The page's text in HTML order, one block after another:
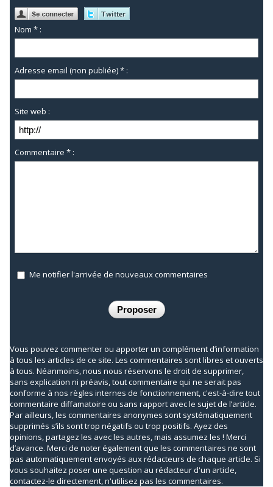
Nom * :
Adresse email (non publiée) * :
Site web :
Commentaire * :
Me notifier l'arrivée de nouveaux commentaires
Vous pouvez commenter ou apporter un complément d’information
à tous les articles de ce site. Les commentaires sont libres et ouverts
à tous. Néanmoins, nous nous réservons le droit de supprimer,
sans explication ni préavis, tout commentaire qui ne serait pas
conforme à nos règles internes de fonctionnement, c'est-à-dire tout
commentaire diffamatoire ou sans rapport avec le sujet de l’article.
Par ailleurs, les commentaires anonymes sont systématiquement
supprimés s’ils sont trop négatifs ou trop positifs. Ayez des
opinions, partagez les avec les autres, mais assumez les ! Merci
d’avance. Merci de noter également que les commentaires ne sont
pas automatiquement envoyés aux rédacteurs de chaque article. Si
vous souhaitez poser une question au rédacteur d'un article,
contactez-le directement, n'utilisez pas les commentaires.